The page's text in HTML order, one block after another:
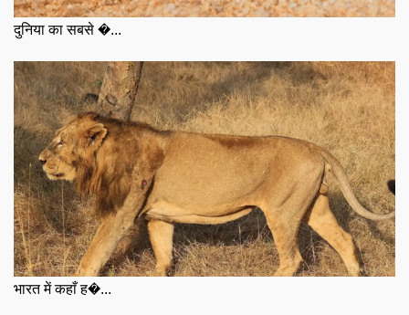
दुनिया का सबसे �...
भारत में कहाँ ह�...